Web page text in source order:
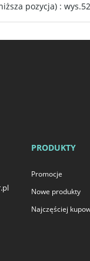
pozycja) :
PRODUKTY
Promocje
Nowe produkty
Najczęściej